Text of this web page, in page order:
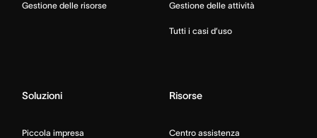
Gestione delle risorse Gestione delle attività
Tutti i casi d’uso
Soluzioni
Piccola impresa
Risorse
Centro assistenza